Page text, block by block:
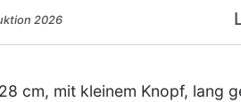
2026
cm, mit kleinem Knopf, lang